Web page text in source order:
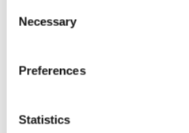
Selection
Necessary
Preferences
Statistics